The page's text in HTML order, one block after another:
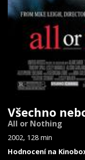
Všechno
All or Nothing
2002, 128 min
Hodnocení na